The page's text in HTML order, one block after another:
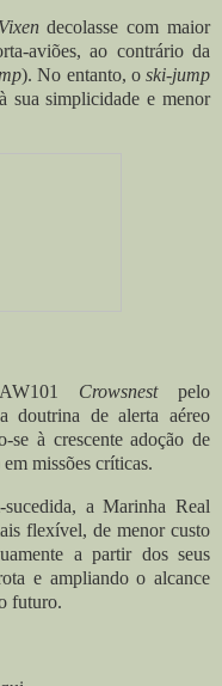
Vixendecolasse com maior
aviões, ao contrário da
). No entanto, o ski-jump
sua simplicidade e menor
Crowsnestpelo
doutrina de alerta aéreo
se à crescente adoção de
em missões críticas.
sucedida, a Marinha Real
flexível, de menor custo
a partir dos seus
e ampliando o alcance
futuro.